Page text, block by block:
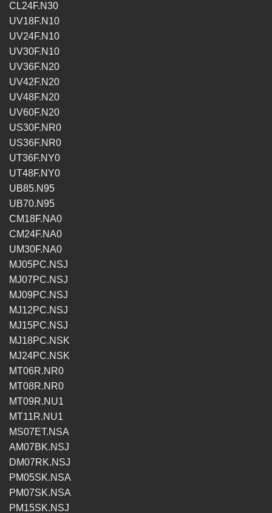
CL24F.N30
UV18F.N10
UV24F.N10
UV30F.N10
UV36F.N20
UV42F.N20
UV48F.N20
UV60F.N20
US30F.NR0
US36F.NR0
UT36F.NY0
UT48F.NY0
UB85.N95
UB70.N95
CM18F.NA0
CM24F.NA0
UM30F.NA0
MJ05PC.NSJ
MJ07PC.NSJ
MJ09PC.NSJ
MJ12PC.NSJ
MJ15PC.NSJ
MJ18PC.NSK
MJ24PC.NSK
MT06R.NR0
MT08R.NR0
MT09R.NU1
MT11R.NU1
MS07ET.NSA
AM07BK.NSJ
DM07RK.NSJ
PM05SK.NSA
PM07SK.NSA
PM15SK.NSJ